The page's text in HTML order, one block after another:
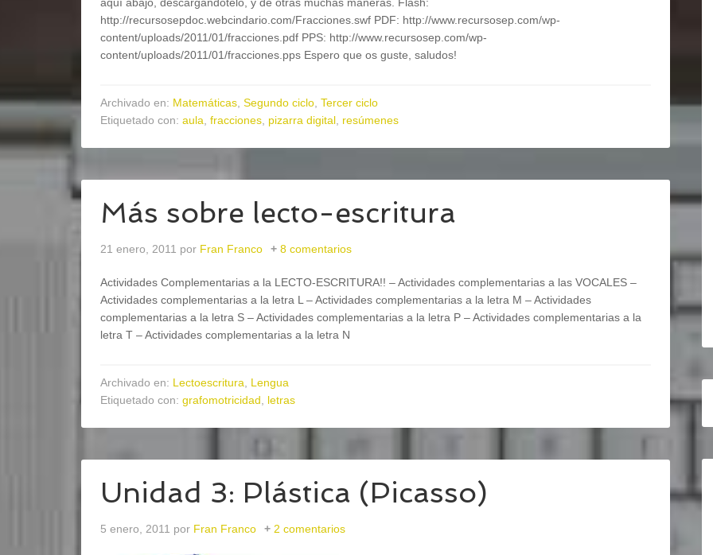
http://recursosepdoc.webcindario.com/Fracciones.swf PDF: http://www.recursosep.com/wp-
content/uploads/2011/01/fracciones.pdf PPS: http://www.recursosep.com/wp-
content/uploads/2011/01/fracciones.pps Espero que os guste, saludos!
Archivado en: Matemáticas Segundo ciclo Tercer ciclo
Etiquetado con: aula fracciones pizarra digital resúmenes
Más sobre lecto-escritura
21 enero, 2011 por Fran Franco 8 comentarios
Actividades Complementarias a la LECTO-ESCRITURA!! – Actividades complementarias a las VOCALES –
Actividades complementarias a la letra L – Actividades complementarias a la letra M – Actividades
complementarias a la letra S – Actividades complementarias a la letra P – Actividades complementarias a la
letra T – Actividades complementarias a la letra N
Archivado en: Lectoescritura
Lengua
Etiquetado con: grafomotricidad letras
Unidad 3: Plástica (Picasso)
5 enero, 2011 por Fran Franco 2 comentarios